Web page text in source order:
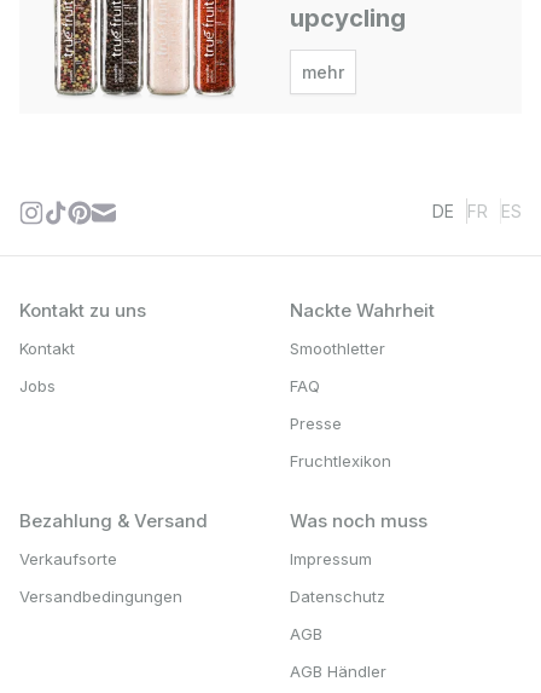
upcycling
mehr
DE FR ES
Kontakt zu uns
Kontakt
Jobs
Nackte Wahrheit
Smoothletter
FAQ
Presse
Fruchtlexikon
Bezahlung & Versand
Verkaufsorte
Versandbedingungen
Was noch muss
Impressum
Datenschutz
AGB
AGB Händler